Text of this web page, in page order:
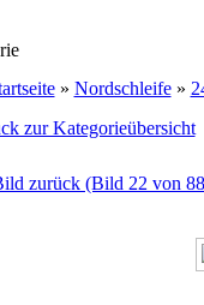
» Nordschleife»
zur Kategorieübersicht
zurück (Bild 22 von